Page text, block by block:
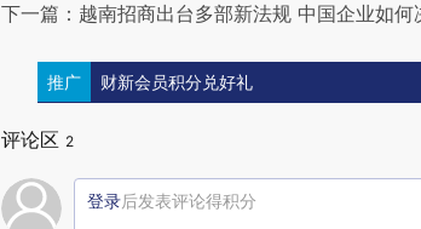
下一篇：越南招商出台多部新法规 中国企业如何
推广 财新会员积分兑好礼
评论区 2
登录后发表评论得积分